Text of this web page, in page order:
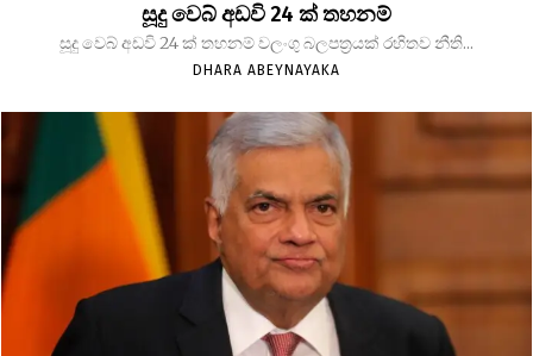
සූදු වෙබ් අඩවි 24 ක් තහනම්
සූදු වෙබ් අඩවි 24 ක් තහනම් වලංගු බලපත්‍රයක් රහිතව නීති...
DHARA ABEYNAYAKA